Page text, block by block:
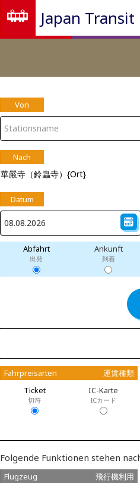
Japan
Von
Nach
華嚴寺（鈴蟲寺）{Ort}
Datum
Abfahrt
出発
Ankunft
到着
Fahrpreisarten
運賃種類
Ticket
切符
IC-Karte
ICカード
Folgende Funktionen stehen
Flugzeug
飛行機利用